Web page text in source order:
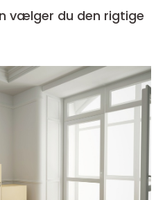
vælger du den rigtige